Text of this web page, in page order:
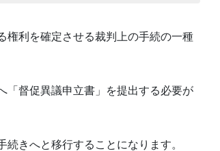
権利を確定させる裁判上の手続の一種
「督促異議申立書」を提出する必要が
きへと移行することになります。